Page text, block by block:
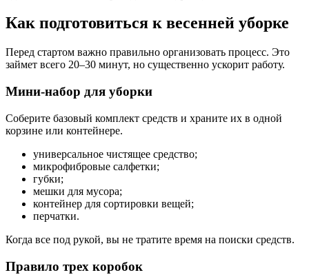
Как подготовиться к весенней уборке
Перед стартом важно правильно организовать процесс. Это
займет всего 20–30 минут, но существенно ускорит работу.
Мини-набор для уборки
Соберите базовый комплект средств и храните их в одной
корзине или контейнере.
универсальное чистящее средство;
микрофибровые салфетки;
губки;
мешки для мусора;
контейнер для сортировки вещей;
перчатки.
Когда все под рукой, вы не тратите время на поиски средств.
Правило трех коробок